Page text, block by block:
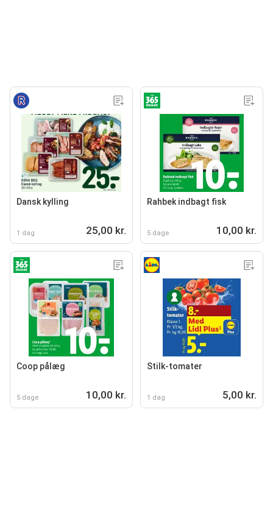
Dansk kylling
1 dag 25,00 kr.
Rahbek indbagt fisk
5 dage 10,00 kr.
Coop pålæg
5 dage 10,00 kr.
Stilk-tomater
1 dag 5,00 kr.